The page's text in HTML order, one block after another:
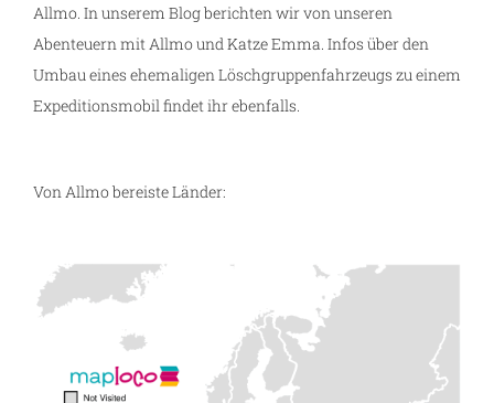
Allmo. In unserem Blog berichten wir von unseren
Abenteuern mit Allmo und Katze Emma. Infos über den
Umbau eines ehemaligen Löschgruppenfahrzeugs zu einem
Expeditionsmobil findet ihr ebenfalls.
Von Allmo bereiste Länder: